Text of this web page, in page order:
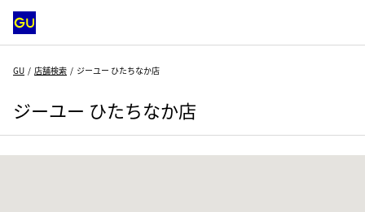
GU 店舗検索 ジーユー ひたちなか店
ジーユー ひたちなか店